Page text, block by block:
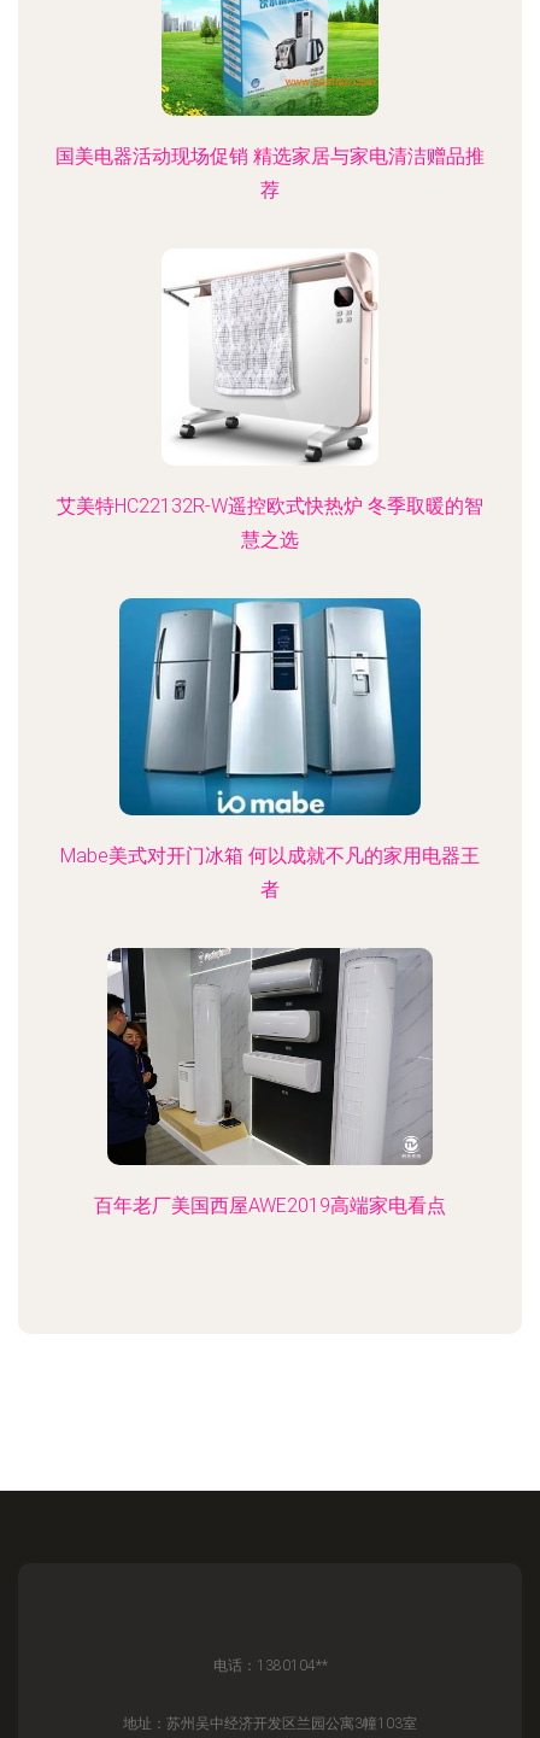
国美电器活动现场促销 精选家居与家电清洁赠品推
荐
艾美特HC22132R-W遥控欧式快热炉 冬季取暖的智
慧之选
Mabe美式对开门冰箱 何以成就不凡的家用电器王
者
百年老厂美国西屋AWE2019高端家电看点
电话：1380104**
地址：苏州吴中经济开发区兰园公寓3幢103室